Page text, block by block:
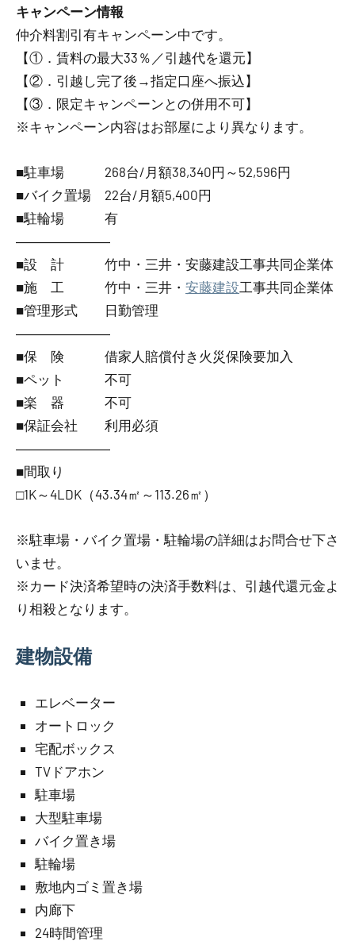
キャンペーン情報
仲介料割引有キャンペーン中です。
【①．賃料の最大33％／引越代を還元】
【②．引越し完了後→指定口座へ振込】
【③．限定キャンペーンとの併用不可】
※キャンペーン内容はお部屋により異なります。
■駐車場 268台/月額38,340円～52,596円
■バイク置場 22台/月額5,400円
■駐輪場 有
―――――――
■設 計 竹中・三井・安藤建設工事共同企業体
■施 工 竹中・三井・ 安藤建設工事共同企業体
■管理形式 日勤管理
―――――――
■保 険 借家人賠償付き火災保険要加入
■ペット 不可
■楽 器 不可
■保証会社 利用必須
―――――――
■間取り
□1K～4LDK（43.34㎡～113.26㎡）
※駐車場・バイク置場・駐輪場の詳細はお問合せ下さ
いませ。
※カード決済希望時の決済手数料は、引越代還元金よ
り相殺となります。
建物設備
エレベーター
オートロック
宅配ボックス
TVドアホン
駐車場
大型駐車場
バイク置き場
駐輪場
敷地内ゴミ置き場
内廊下
24時間管理